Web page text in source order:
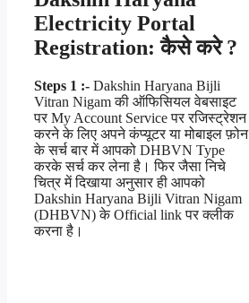
Electricity Portal
Registration: कैसे करे ?
Steps 1 :- Dakshin Haryana Bijli
Vitran Nigam की ऑफिसियल वेबसाइट
पर My Account Service पर रजिस्ट्रेशन
करने के लिए अपने कंप्यूटर या मोबाइल फ़ोन
के सर्च बार में आपको DHBVN Type
करके सर्च कर लेना है। फिर जैसा निचे
चित्र में दिखाया अनुसार ही आपको
Dakshin Haryana Bijli Vitran Nigam
(DHBVN) के Official link पर क्लीक
करना है।